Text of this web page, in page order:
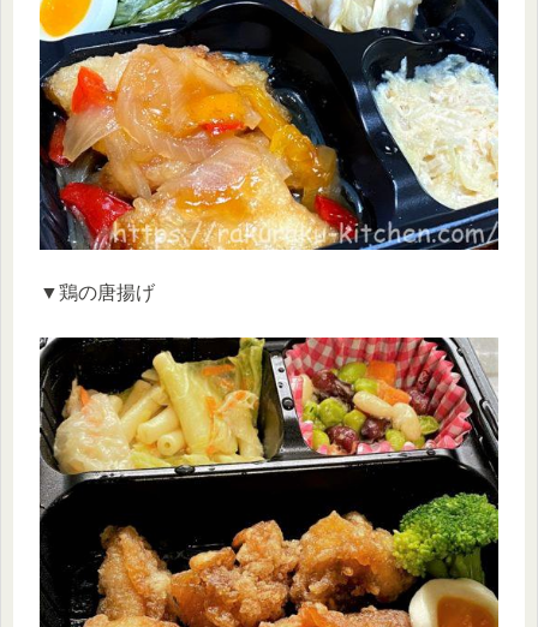
▼鶏の唐揚げ